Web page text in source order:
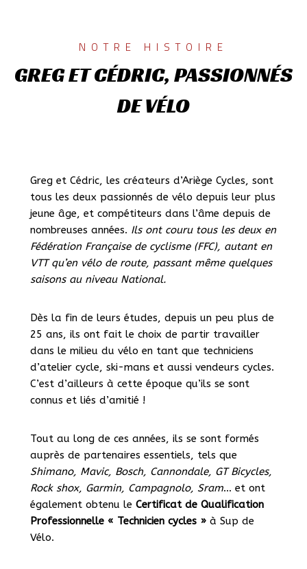
NOTRE HISTOIRE
GREG ET CÉDRIC, PASSIONNÉS
DE VÉLO
Greg et Cédric, les créateurs d’Ariège Cycles, sont
tous les deux passionnés de vélo depuis leur plus
jeune âge, et compétiteurs dans l’âme depuis de
nombreuses années. Ils ont couru tous les deux en
Fédération Française de cyclisme (FFC), autant en
VTT qu’en vélo de route, passant même quelques
saisons au niveau National.
Dès la fin de leurs études, depuis un peu plus de
25 ans, ils ont fait le choix de partir travailler
dans le milieu du vélo en tant que techniciens
d’atelier cycle, ski-mans et aussi vendeurs cycles.
C’est d’ailleurs à cette époque qu’ils se sont
connus et liés d’amitié !
Tout au long de ces années, ils se sont formés
auprès de partenaires essentiels, tels que
Shimano, Mavic, Bosch, Cannondale, GT Bicycles,
Rock shox, Garmin, Campagnolo, Sram… et ont
également obtenu le Certificat de Qualification
Professionnelle « Technicien cycles » à Sup de
Vélo.